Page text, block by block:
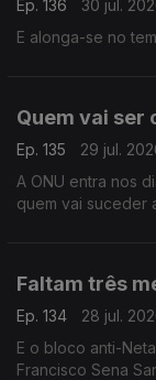
Ep. 136
30 jul.
E alonga-se no
Quem vai ser
Ep. 135
29 jul.
A ONU entra nos
quem vai suceder
Faltam três
Ep. 134
28 jul.
E o bloco anti-
Francisco Sena